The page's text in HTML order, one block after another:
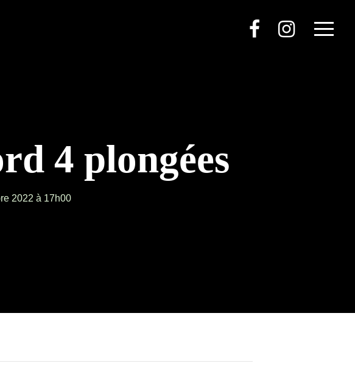
4 plongées
2022 à 17h00